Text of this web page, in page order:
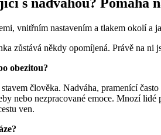
vnitřním nastavením a tlakem okolí a
zůstává někdy opomíjená. Právě na
obezitou?
člověka. Nadváha, pramenící
nebo nezpracované emoce. Mnozí
ven.